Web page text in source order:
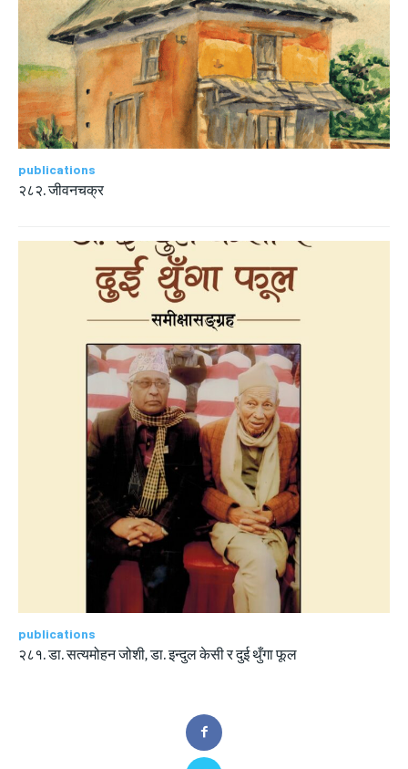
publications
२८२. जीवनचक्र
publications
२८१. डा. सत्यमोहन जोशी, डा. इन्दुल केसी र दुई थुँगा फूल